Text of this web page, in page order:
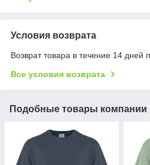
Условия возврата
Возврат товара в течение 14 дней
Все условия возврата
Подобные товары компании